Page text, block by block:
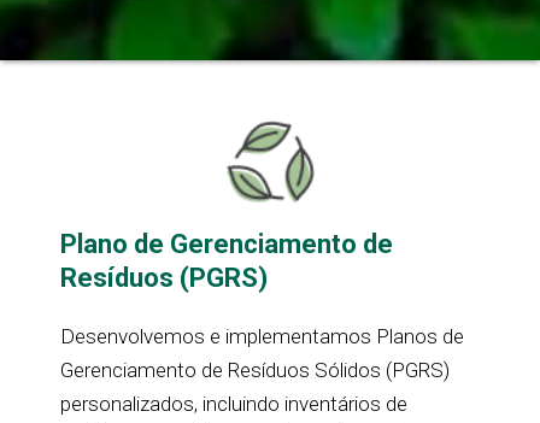
Plano de Gerenciamento de
Resíduos (PGRS)
Desenvolvemos e implementamos Planos de
Gerenciamento de Resíduos Sólidos (PGRS)
personalizados, incluindo inventários de